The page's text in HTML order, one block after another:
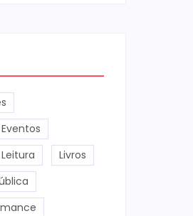
Eventos
Leitura
Livros